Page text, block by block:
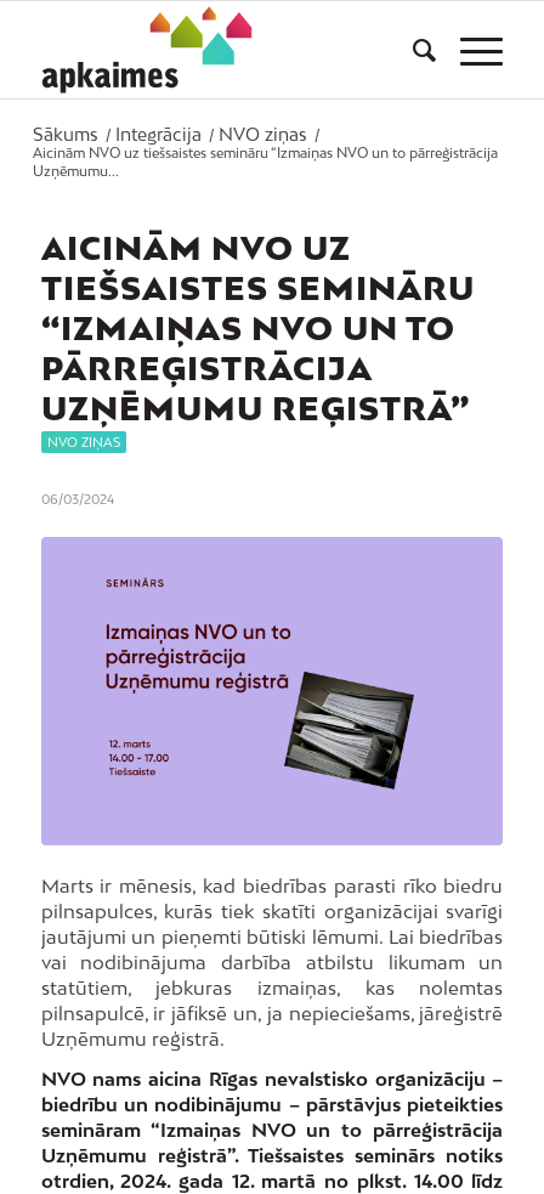
Sākums / Integrācija / NVO ziņas
/
Aicinām NVO uz tiešsaistes semināru “Izmaiņas NVO un to pārreģistrācija
Uzņēmumu...
AICINĀM NVO UZ
TIEŠSAISTES SEMINĀRU
“IZMAIŅAS NVO UN TO
PĀRREĢISTRĀCIJA
UZŅĒMUMU REĢISTRĀ”
NVO ZIŅAS
06/03/2024
Marts ir mēnesis, kad biedrības parasti rīko biedru
pilnsapulces, kurās tiek skatīti organizācijai svarīgi
jautājumi un pieņemti būtiski lēmumi. Lai biedrības
vai nodibinājuma darbība atbilstu likumam un
statūtiem, jebkuras izmaiņas, kas nolemtas
pilnsapulcē, ir jāfiksē un, ja nepieciešams, jāreģistrē
Uzņēmumu reģistrā.
NVO nams aicina Rīgas nevalstisko organizāciju –
biedrību un nodibinājumu – pārstāvjus pieteikties
semināram “Izmaiņas NVO un to pārreģistrācija
Uzņēmumu reģistrā”. Tiešsaistes seminārs notiks
otrdien, 2024. gada 12. martā no plkst. 14.00 līdz